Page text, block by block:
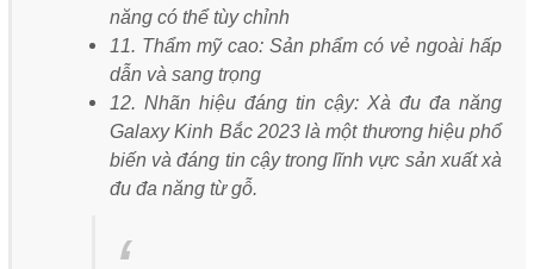
năng có thể tùy chỉnh
11. Thẩm mỹ cao: Sản phẩm có vẻ ngoài hấp
dẫn và sang trọng
12. Nhãn hiệu đáng tin cậy: Xà đu đa năng
Galaxy Kinh Bắc 2023 là một thương hiệu phổ
biến và đáng tin cậy trong lĩnh vực sản xuất xà
đu đa năng từ gỗ.